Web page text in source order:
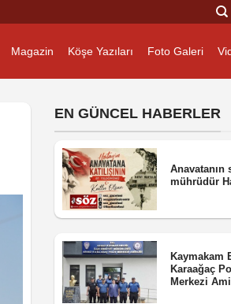
Magazin Köşe Yazıları Foto Galeri
EN GÜNCEL HABERLER
Anavatanın
mührüdür
Kaymakam
Karaağaç
Merkezi